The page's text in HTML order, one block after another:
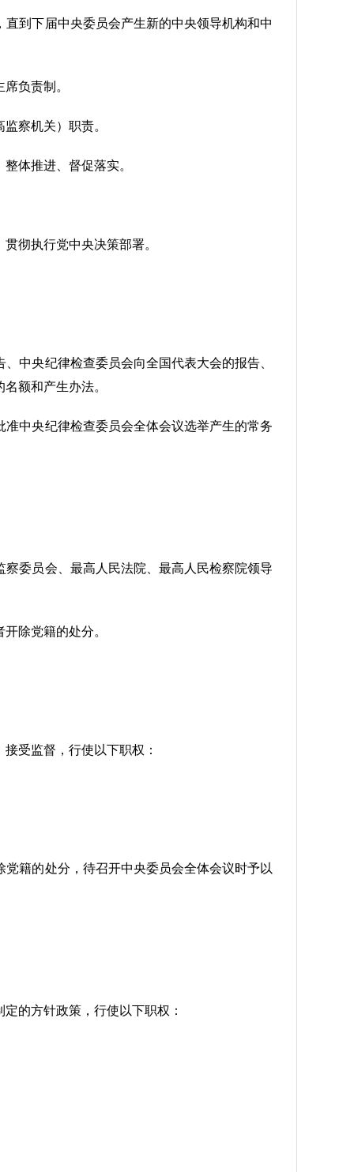
到下届中央委员会产生新的中央领导机构和中
负责制。
察机关）职责。
体推进、督促落实。
彻执行党中央决策部署。
中央纪律检查委员会向全国代表大会的报告、
额和产生办法。
中央纪律检查委员会全体会议选举产生的常务
委员会、最高人民法院、最高人民检察院领导
除党籍的处分。
受监督，行使以下职权：
籍的处分，待召开中央委员会全体会议时予以
的方针政策，行使以下职权：